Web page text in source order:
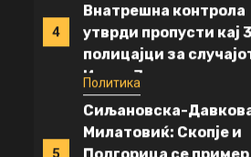
4
Внатрешна контрола
утврди пропусти кај
полицајци за
Ивана Јовановска
5
Политика
Сиљановска-
Милатовиќ: Скопје и